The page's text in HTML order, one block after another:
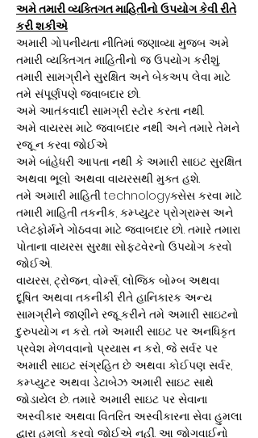
અમે તમારી વ્યક્તિગત માહિતીનો ઉપયોગ કેવી રીતે
કરી શકીએ
અમારી ગોપનીયતા નીતિમાં જણાવ્યા મુજબ અમે
તમારી વ્યક્તિગત માહિતીનો જ ઉપયોગ કરીશું.
તમારી સામગ્રીને સુરક્ષિત અને બેકઅપ લેવા માટે
તમે સંપૂર્ણપણે જવાબદાર છો.
અમે આતંકવાદી સામગ્રી સ્ટોર કરતા નથી.
અમે વાયરસ માટે જવાબદાર નથી અને તમારે તેમને
રજૂ ન કરવા જોઈએ
અમે બાંહેધરી આપતા નથી કે અમારી સાઇટ સુરક્ષિત
અથવા ભૂલો અથવા વાયરસથી મુક્ત હશે.
તમે અમારી માહિતી technologyક્સેસ કરવા માટે
તમારી માહિતી તકનીક, કમ્પ્યુટર પ્રોગ્રામ્સ અને
પ્લેટફોર્મને ગોઠવવા માટે જવાબદાર છો. તમારે તમારા
પોતાના વાયરસ સુરક્ષા સોફ્ટવેરનો ઉપયોગ કરવો
જોઈએ.
વાયરસ, ટ્રોજન, વોર્મ્સ, લોજિક બોમ્બ અથવા
દૂષિત અથવા તકનીકી રીતે હાનિકારક અન્ય
સામગ્રીને જાણીને રજૂ કરીને તમે અમારી સાઇટનો
દુરુપયોગ ન કરો. તમે અમારી સાઇટ પર અનધિકૃત
પ્રવેશ મેળવવાનો પ્રયાસ ન કરો, જે સર્વર પર
અમારી સાઇટ સંગ્રહિત છે અથવા કોઈપણ સર્વર,
કમ્પ્યુટર અથવા ડેટાબેઝ અમારી સાઇટ સાથે
જોડાયેલ છે. તમારે અમારી સાઇટ પર સેવાના
અસ્વીકાર અથવા વિતરિત અસ્વીકારના સેવા હુમલા
દ્વારા હુમલો કરવો જોઈએ નહીં. આ જોગવાઈનો